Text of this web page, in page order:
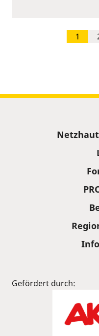
1
Gefördert durch: